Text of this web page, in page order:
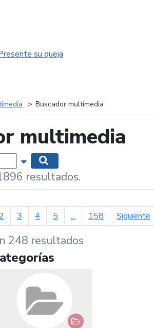
su queja
Buscador multimedia
multimedia
Mostrar opciones de búsqueda
resultados.
2 3 4 5 ... 158 Siguiente
248 resultados